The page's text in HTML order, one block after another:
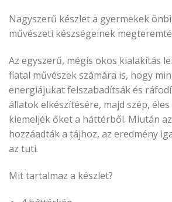
Nagyszerű készlet a gyermekek
művészeti készségeinek
Az egyszerű, mégis okos kialakítás
fiatal művészek számára is, hogy
energiájukat felszabadítsák és
állatok elkészítésére, majd szép,
kiemeljék őket a háttérből. Miután
hozzáadták a tájhoz, az eredmény
az tuti.
Mit tartalmaz a készlet?